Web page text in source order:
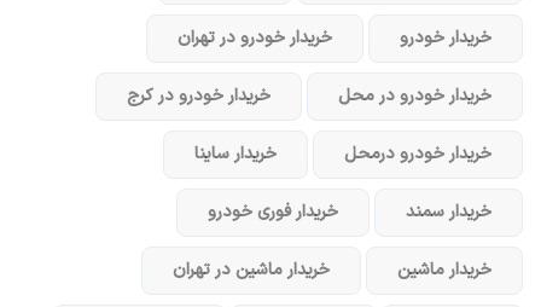
خریدار خودرو خریدار خودرو در تهران
خریدار خودرو در محل خریدار خودرو در کرج
خریدار خودرو در‌محل خریدار ساینا
خریدار سمند خریدار فوری خودرو
خریدار ماشین خریدار ماشین در تهران